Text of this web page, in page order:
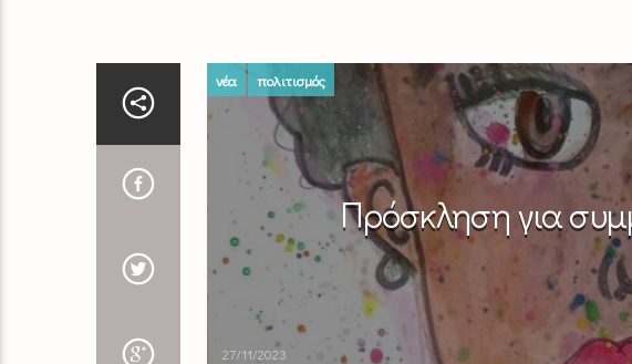
νέα πολιτισμός
Πρόσκληση για
27/11/2023